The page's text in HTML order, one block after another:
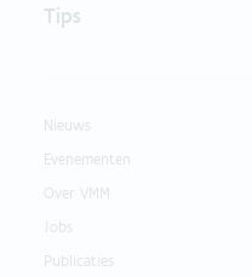
Tips
Nieuws
Evenementen
Over VMM
Jobs
Publicaties